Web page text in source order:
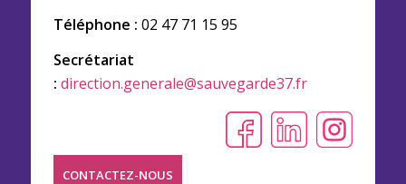
Téléphone : 02 47 71 15 95
Secrétariat
: direction.generale@sauvegarde37.fr
CONTACTEZ-NOUS